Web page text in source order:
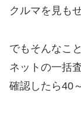
クルマを見も
でもそんなこ
ネットの一括
確認したら40